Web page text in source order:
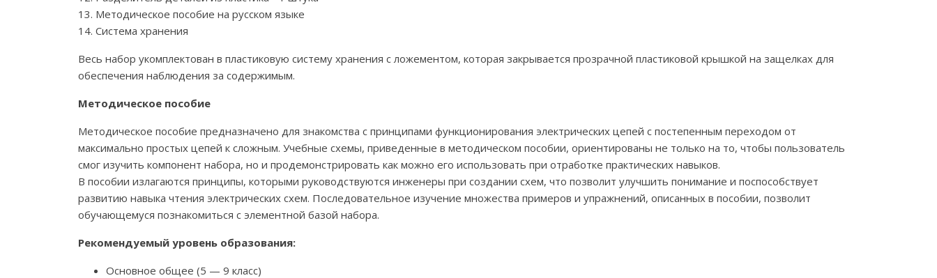
13. Методическое пособие на русском языке
14. Система хранения
Весь набор укомплектован в пластиковую систему хранения с ложементом, которая закрывается прозрачной пластиковой крышкой на защелках для
обеспечения наблюдения за содержимым.
Методическое пособие
Методическое пособие предназначено для знакомства с принципами функционирования электрических цепей с постепенным переходом от
максимально простых цепей к сложным. Учебные схемы, приведенные в методическом пособии, ориентированы не только на то, чтобы пользователь
смог изучить компонент набора, но и продемонстрировать как можно его использовать при отработке практических навыков.
В пособии излагаются принципы, которыми руководствуются инженеры при создании схем, что позволит улучшить понимание и поспособствует
развитию навыка чтения электрических схем. Последовательное изучение множества примеров и упражнений, описанных в пособии, позволит
обучающемуся познакомиться с элементной базой набора.
Рекомендуемый уровень образования:
Основное общее (5 — 9 класс)